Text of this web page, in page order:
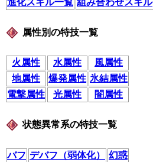
属性別の特技一覧
火属性 水属性
風属性
地属性
爆発属性 氷結属性
電撃属性
光属性 闇属性
状態異常系の特技一覧
バフ デバフ（弱体化）
幻惑